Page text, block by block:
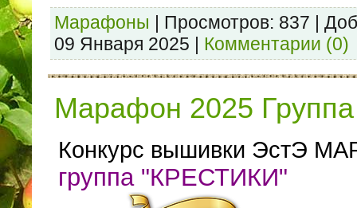
Марафоны | Просмотров: 837 |
09 Января 2025 | Комментарии (0)
Марафон 2025 Группа
Конкурс вышивки ЭстЭ
группа "КРЕСТИКИ"